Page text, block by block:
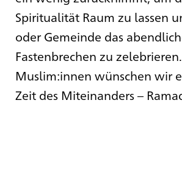
Spiritualität Raum zu lassen
oder Gemeinde das
Fastenbrechen zu
Muslim:innen wünschen wir
Zeit des Miteinanders –